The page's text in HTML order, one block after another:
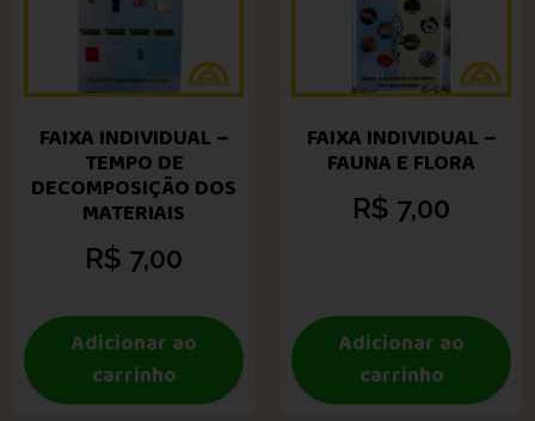
FAIXA INDIVIDUAL –
TEMPO DE
DECOMPOSIÇÃO DOS
MATERIAIS
R$ 7,00
Adicionar ao
carrinho
FAIXA INDIVIDUAL –
FAUNA E FLORA
R$ 7,00
Adicionar ao
carrinho